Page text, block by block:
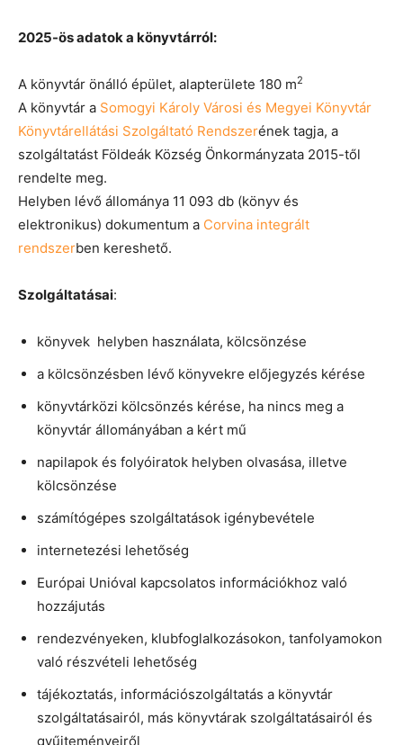
2025-ös adatok a könyvtárról:
A könyvtár önálló épület, alapterülete 180 m2
A könyvtár a Somogyi Károly Városi és Megyei Könyvtár
Könyvtárellátási Szolgáltató Rendszerének tagja, a
szolgáltatást Földeák Község Önkormányzata 2015-től
rendelte meg.
Helyben lévő állománya 11 093 db (könyv és
elektronikus) dokumentum a Corvina integrált
rendszerben kereshető.
Szolgáltatásai:
könyvek helyben használata, kölcsönzése
a kölcsönzésben lévő könyvekre előjegyzés kérése
könyvtárközi kölcsönzés kérése, ha nincs meg a
könyvtár állományában a kért mű
napilapok és folyóiratok helyben olvasása, illetve
kölcsönzése
számítógépes szolgáltatások igénybevétele
internetezési lehetőség
Európai Unióval kapcsolatos információkhoz való
hozzájutás
rendezvényeken, klubfoglalkozásokon, tanfolyamokon
való részvételi lehetőség
tájékoztatás, információszolgáltatás a könyvtár
szolgáltatásairól, más könyvtárak szolgáltatásairól és
gyűjteményeiről